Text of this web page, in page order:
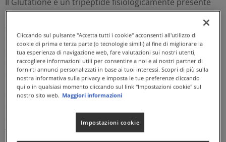
nell’organismo umano, ed è composto dagli
amminoacidi L-Cisteina, Glicina ed Acido glutammico. L-
Glutatione è il principale cofattore della Glutatione
perossidasi, un enzima dell’organismo che interviene
nella neutralizzazione di precursori dei radicali liberi
come l'acqua ossigenata e i lipoperossidi stabili.
GLUTATIONE 50 è un integratore alimentare contenente
casi di ridotto apporto con la dieta o aumentato
fabbisogno di tale nutriente.
Cliccando sul pulsante "Accetta tutti i cookie" acconsenti all'utilizzo di
cookie di prima e terza parte (o tecnologie simili) al fine di migliorare la
tua esperienza di navigazione web, fare valutazioni sui nostri utenti,
raccogliere informazioni utili per consentire a noi e ai nostri partner di
fornirti annunci personalizzati in base ai tuoi interessi. Scopri di più sulla
nostra informativa sulla privacy e imposta le tue preferenze cliccando
qui o in qualsiasi momento cliccando sul link "Impostazioni cookie" sul
nostro sito web. Maggiori informazioni
Impostazioni cookie